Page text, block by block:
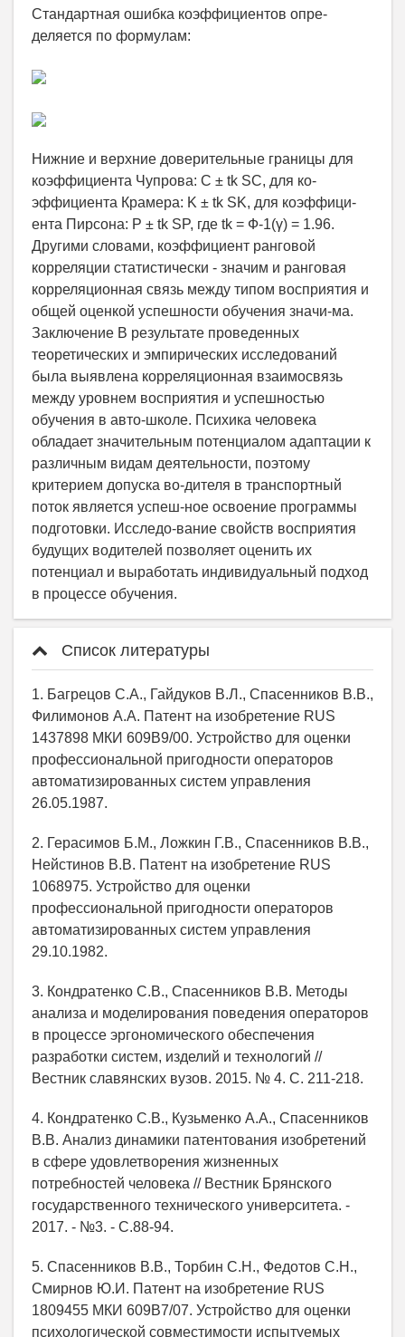
Стандартная ошибка коэффициентов опре-
деляется по формулам:
Нижние и верхние доверительные границы для
коэффициента Чупрова: C ± tk SC, для ко-
эффициента Крамера: K ± tk SK, для коэффици-
ента Пирсона: P ± tk SP, где tk = Ф-1(γ) = 1.96.
Другими словами, коэффициент ранговой
корреляции статистически - значим и ранговая
корреляционная связь между типом восприятия и
общей оценкой успешности обучения значи-ма.
Заключение В результате проведенных
теоретических и эмпирических исследований
была выявлена корреляционная взаимосвязь
между уровнем восприятия и успешностью
обучения в авто-школе. Психика человека
обладает значительным потенциалом адаптации к
различным видам деятельности, поэтому
критерием допуска во-дителя в транспортный
поток является успеш-ное освоение программы
подготовки. Исследо-вание свойств восприятия
будущих водителей позволяет оценить их
потенциал и выработать индивидуальный подход
в процессе обучения.
Список литературы
1. Багрецов С.А., Гайдуков В.Л., Спасенников В.В.,
Филимонов А.А. Патент на изобретение RUS
1437898 МКИ 609В9/00. Устройство для оценки
профессиональной пригодности операторов
автоматизированных систем управления
26.05.1987.
2. Герасимов Б.М., Ложкин Г.В., Спасенников В.В.,
Нейстинов В.В. Патент на изобретение RUS
1068975. Устройство для оценки
профессиональной пригодности операторов
автоматизированных систем управления
29.10.1982.
3. Кондратенко С.В., Спасенников В.В. Методы
анализа и моделирования поведения операторов
в процессе эргономического обеспечения
разработки систем, изделий и технологий //
Вестник славянских вузов. 2015. № 4. С. 211-218.
4. Кондратенко С.В., Кузьменко А.А., Спасенников
В.В. Анализ динамики патентования изобретений
в сфере удовлетворения жизненных
потребностей человека // Вестник Брянского
государственного технического университета. -
2017. - №3. - С.88-94.
5. Спасенников В.В., Торбин С.Н., Федотов С.Н.,
Смирнов Ю.И. Патент на изобретение RUS
1809455 МКИ 609В7/07. Устройство для оценки
психологической совместимости испытуемых